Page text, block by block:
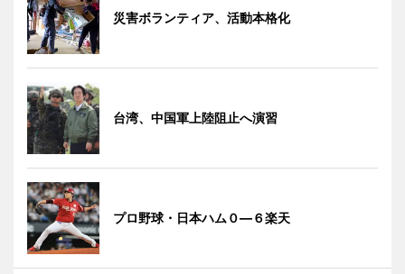
災害ボランティア、活動本格化
台湾、中国軍上陸阻止へ演習
プロ野球・日本ハム０―６楽天